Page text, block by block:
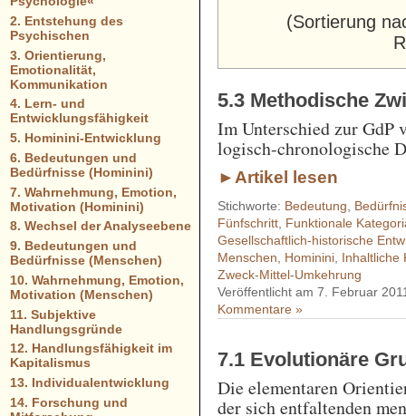
(Sortierung
5.3 Methodische
Im Unterschied zur
logisch-chronologische
►Artikel lesen
Stichworte: Bedeutung
Fünfschritt Funktionale
Gesellschaftlich-historische
Menschen
Hominini Inhaltliche
Zweck-Mittel-Umkehrung
Veröffentlicht am 7. Februar
Kommentare »
7.1 Evolutionäre
Die elementaren
der sich entfaltenden
2. Entstehung des
Psychischen
3. Orientierung,
Emotionalität,
Kommunikation
4. Lern- und
Entwicklungsfähigkeit
5. Hominini-Entwicklung
6. Bedeutungen und
Bedürfnisse (Hominini)
7. Wahrnehmung, Emotion,
Motivation (Hominini)
8. Wechsel der Analyseebene
9. Bedeutungen und
Bedürfnisse (Menschen)
10. Wahrnehmung, Emotion,
Motivation (Menschen)
11. Subjektive
Handlungsgründe
12. Handlungsfähigkeit im
Kapitalismus
13. Individualentwicklung
14. Forschung und